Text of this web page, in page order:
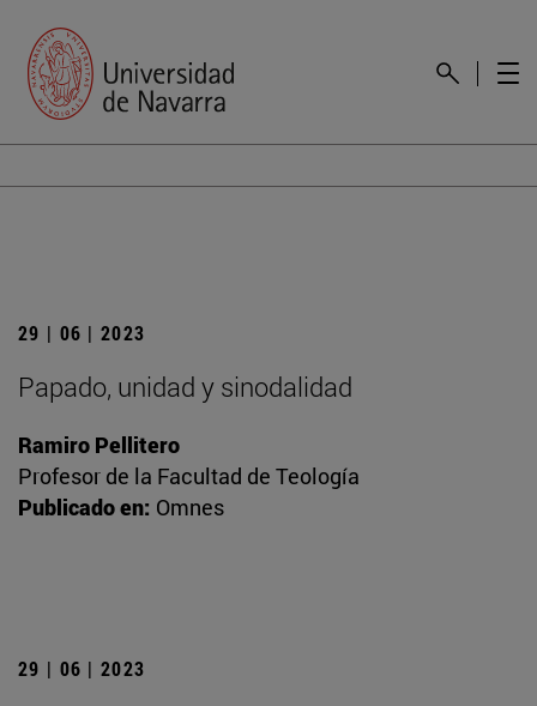
29 | 06 | 2023
Papado, unidad y sinodalidad
Ramiro Pellitero
Profesor de la Facultad de Teología
Publicado en: Omnes
29 | 06 | 2023